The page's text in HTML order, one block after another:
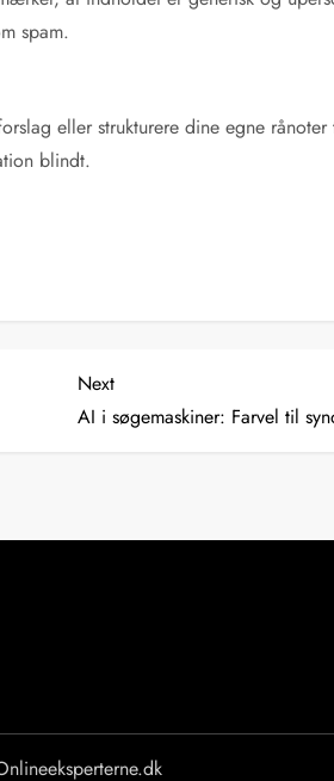
spam.
eller strukturere dine egne
blindt.
Next
Post
Next
AI i søgemaskiner: Farvel til